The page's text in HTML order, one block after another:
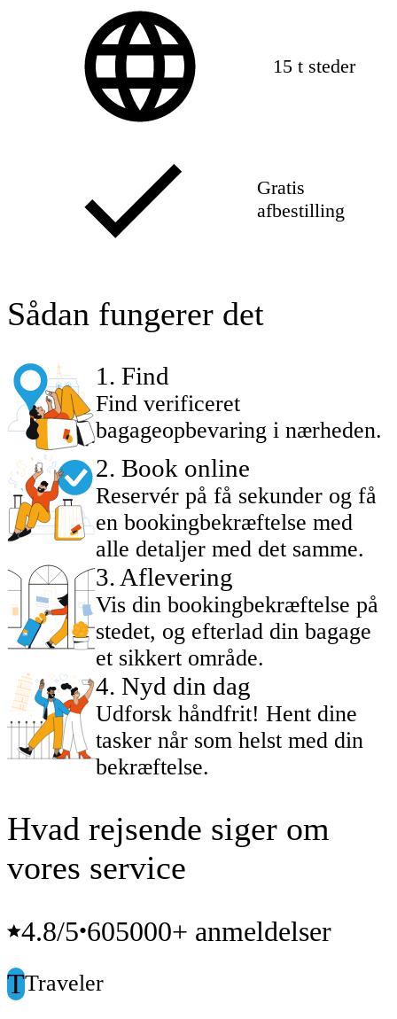
15 t steder
Gratis
afbestilling
Sådan fungerer det
1 . Find
Find verificeret
bagageopbevaring i nærheden.
2. Book online
Reservér på få sekunder og få
en bookingbekræftelse med
alle detaljer med det samme.
3. Aflevering
Vis din bookingbekræftelse på
stedet, og efterlad din bagage
et sikkert område.
4. Nyd din dag
Udforsk håndfrit! Hent dine
tasker når som helst med din
bekræftelse.
Hvad rejsende siger om
vores service
4.8/5•605000+ anmeldelser
TTraveler